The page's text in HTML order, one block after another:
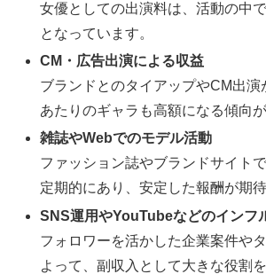
女優としての出演料は、活動の中
となっています。
CM・広告出演による収益
ブランドとのタイアップやCM出演
あたりのギャラも高額になる傾向が
雑誌やWebでのモデル活動
ファッション誌やブランドサイト
定期的にあり、安定した報酬が期待
SNS運用やYouTubeなどのインフ
フォロワーを活かした企業案件や
よって、副収入として大きな役割